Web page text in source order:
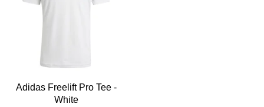
Adidas Freelift Pro Tee -
White